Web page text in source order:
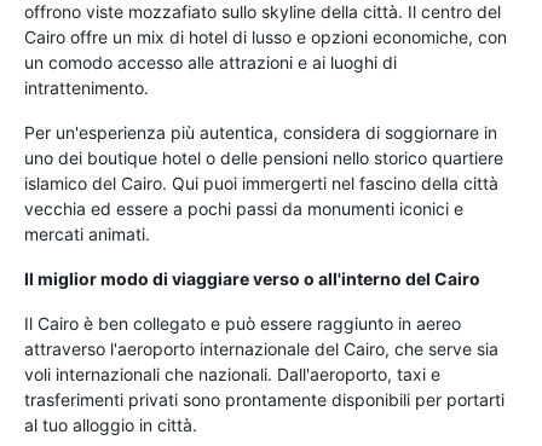
offrono viste mozzafiato sullo skyline della città. Il centro del
Cairo offre un mix di hotel di lusso e opzioni economiche, con
un comodo accesso alle attrazioni e ai luoghi di
intrattenimento.
Per un'esperienza più autentica, considera di soggiornare in
uno dei boutique hotel o delle pensioni nello storico quartiere
islamico del Cairo. Qui puoi immergerti nel fascino della città
vecchia ed essere a pochi passi da monumenti iconici e
mercati animati.
Il miglior modo di viaggiare verso o all'interno del Cairo
Il Cairo è ben collegato e può essere raggiunto in aereo
attraverso l'aeroporto internazionale del Cairo, che serve sia
voli internazionali che nazionali. Dall'aeroporto, taxi e
trasferimenti privati sono prontamente disponibili per portarti
al tuo alloggio in città.